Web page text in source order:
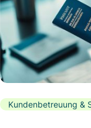
Kundenbetreuung &